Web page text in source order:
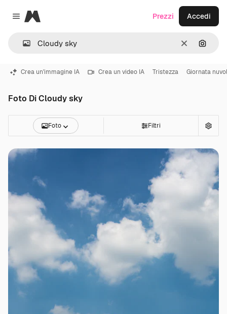
Close menu
Magnific
CancellaCerca
Prezzi Accedi
Crea un'immagine IA Crea un video IA Tristezza Giornata
Foto Di Cloudy sky
Foto Filtri